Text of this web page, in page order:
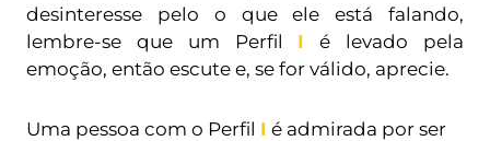
desinteresse pelo o que ele está falando,
lembre-se que um Perfil I
é levado pela
emoção, então escute e, se for válido, aprecie.
Uma pessoa com o Perfil I é admirada por ser